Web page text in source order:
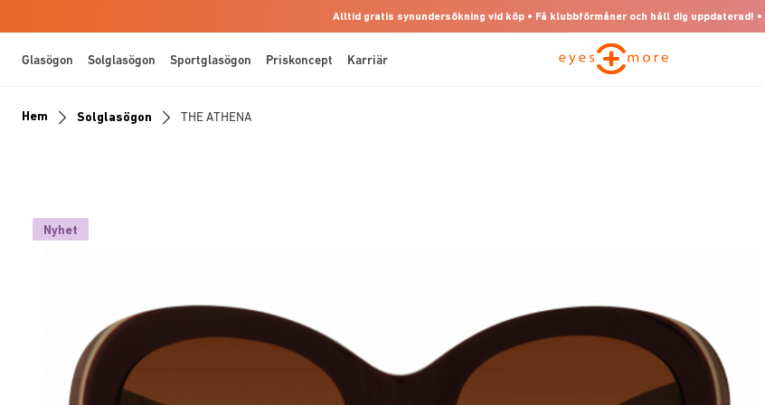
Alltid gratis synundersökning vid köp • Få klubbförmåner och håll dig uppdaterad! •
Glasögon Solglasögon Sportglasögon Priskoncept Karriär
Hem Solglasögon THE ATHENA
Nyhet